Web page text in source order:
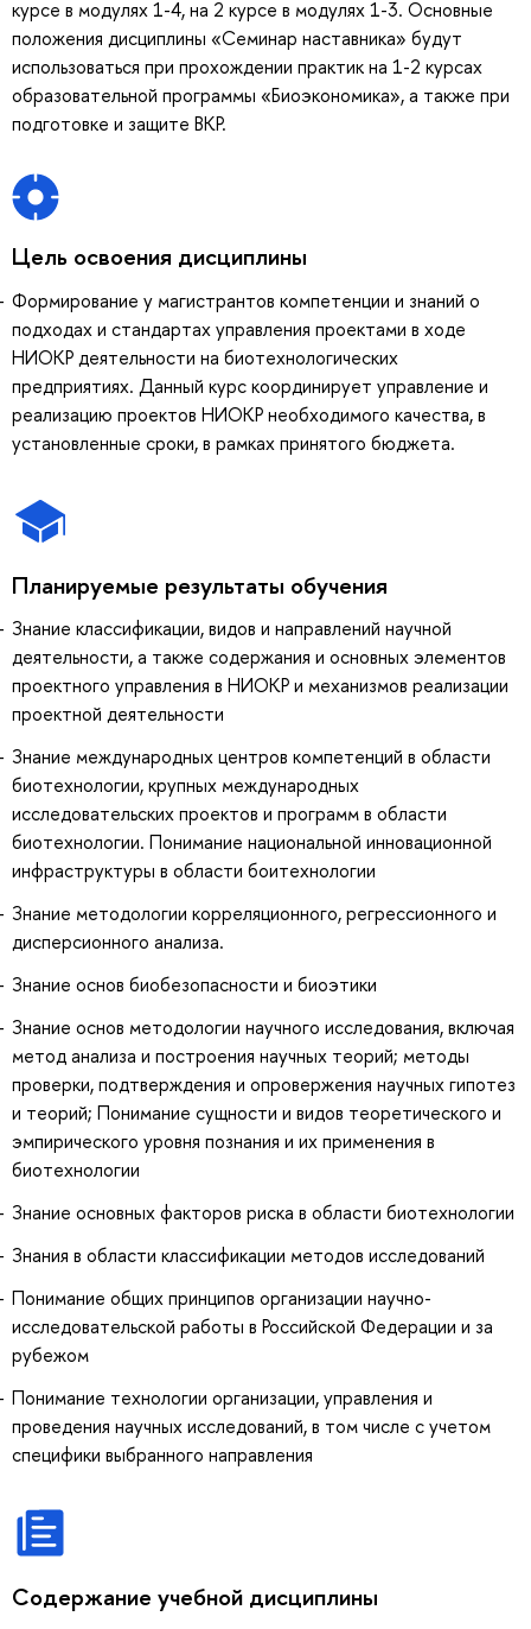
курсе в модулях 1-4, на 2 курсе в модулях 1-3. Основные
положения дисциплины «Семинар наставника» будут
использоваться при прохождении практик на 1-2 курсах
образовательной программы «Биоэкономика», а также при
подготовке и защите ВКР.
Цель освоения дисциплины
Формирование у магистрантов компетенции и знаний о
подходах и стандартах управления проектами в ходе
НИОКР деятельности на биотехнологических
предприятиях. Данный курс координирует управление и
реализацию проектов НИОКР необходимого качества, в
установленные сроки, в рамках принятого бюджета.
Планируемые результаты обучения
Знание классификации, видов и направлений научной
деятельности, а также содержания и основных элементов
проектного управления в НИОКР и механизмов реализации
проектной деятельности
Знание международных центров компетенций в области
биотехнологии, крупных международных
исследовательских проектов и программ в области
биотехнологии. Понимание национальной инновационной
инфраструктуры в области боитехнологии
Знание методологии корреляционного, регрессионного и
дисперсионного анализа.
Знание основ биобезопасности и биоэтики
Знание основ методологии научного исследования, включая
метод анализа и построения научных теорий; методы
проверки, подтверждения и опровержения научных гипотез
и теорий; Понимание сущности и видов теоретического и
эмпирического уровня познания и их применения в
биотехнологии
Знание основных факторов риска в области биотехнологии
Знания в области классификации методов исследований
Понимание общих принципов организации научно-
исследовательской работы в Российской Федерации и за
рубежом
Понимание технологии организации, управления и
проведения научных исследований, в том числе с учетом
специфики выбранного направления
Содержание учебной дисциплины